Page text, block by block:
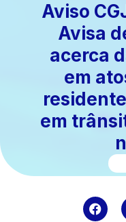
Aviso
Avisa
acerca
em
em
F
a